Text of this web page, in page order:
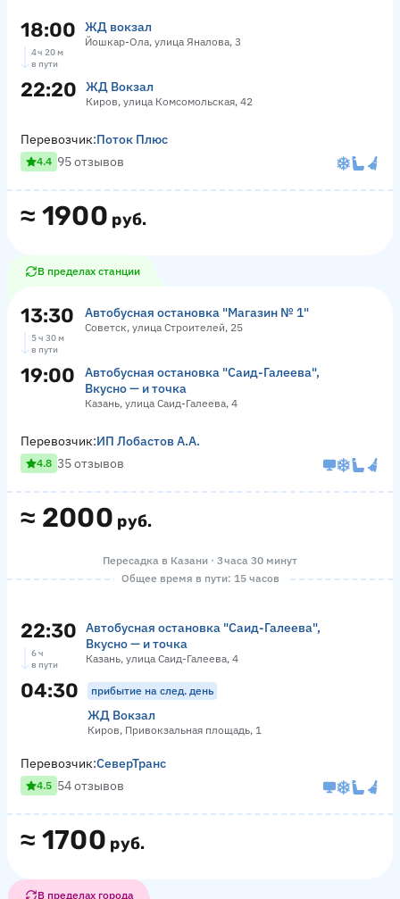
18:00 ЖД вокзал
Йошкар-Ола, улица Яналова, 3
4 ч 20 м
в пути
22:20 ЖД Вокзал
Киров, улица Комсомольская, 42
≈ 1900 руб.
Перевозчик:Поток Плюс
4.4 95 отзывов
В пределах станции
13:30 Автобусная остановка "Магазин № 1"
Советск, улица Строителей, 25
5 ч 30 м
в пути
19:00
Автобусная остановка "Саид-Галеева",
Вкусно — и точка
Казань, улица Саид-Галеева, 4
≈ 2000 руб.
Перевозчик:ИП Лобастов А.А.
4.8 35 отзывов
Пересадка в Казани · 3 часа 30 минут
Общее время в пути: 15 часов
22:30
Автобусная остановка "Саид-Галеева",
Вкусно — и точка
Казань, улица Саид-Галеева, 4
6 ч
в пути
04:30 прибытие на след. день
ЖД Вокзал
Киров, Привокзальная площадь, 1
≈ 1700 руб.
Перевозчик:СеверТранс
4.5 54 отзывов
В пределах города